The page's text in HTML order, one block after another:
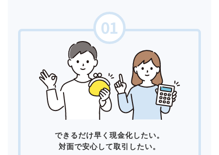
できるだけ早く現金化したい。
対面で安心して取引したい。